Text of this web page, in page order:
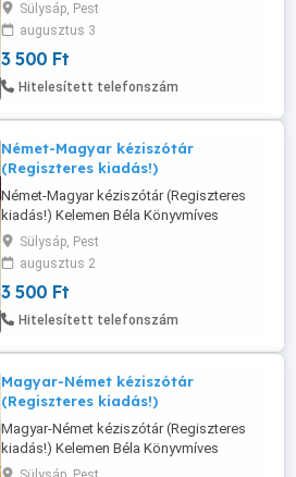
Kemény kartonkötés - 671 oldal Méret: 15
x 20 cm 20-213-7510
Sülysáp, Pest
augusztus 3
3 500 Ft
Hitelesített telefonszám
Német-Magyar kéziszótár
(Regiszteres kiadás!)
Német-Magyar kéziszótár (Regiszteres
kiadás!) Kelemen Béla Könyvmíves
Könyvkiadó 2003. ISBN 963 9262 69 2
Kemény kartonkötés - 671 oldal Méret: 15
x 21 cm, 2900 Ft 20-213-7510
Sülysáp, Pest
augusztus 2
3 500 Ft
Hitelesített telefonszám
Magyar-Német kéziszótár
(Regiszteres kiadás!)
Magyar-Német kéziszótár (Regiszteres
kiadás!) Kelemen Béla Könyvmíves
Könyvkiadó 2003. ISBN 963 9262 70 6